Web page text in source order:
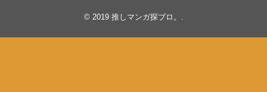
© 2019 推しマンガ探ブロ。